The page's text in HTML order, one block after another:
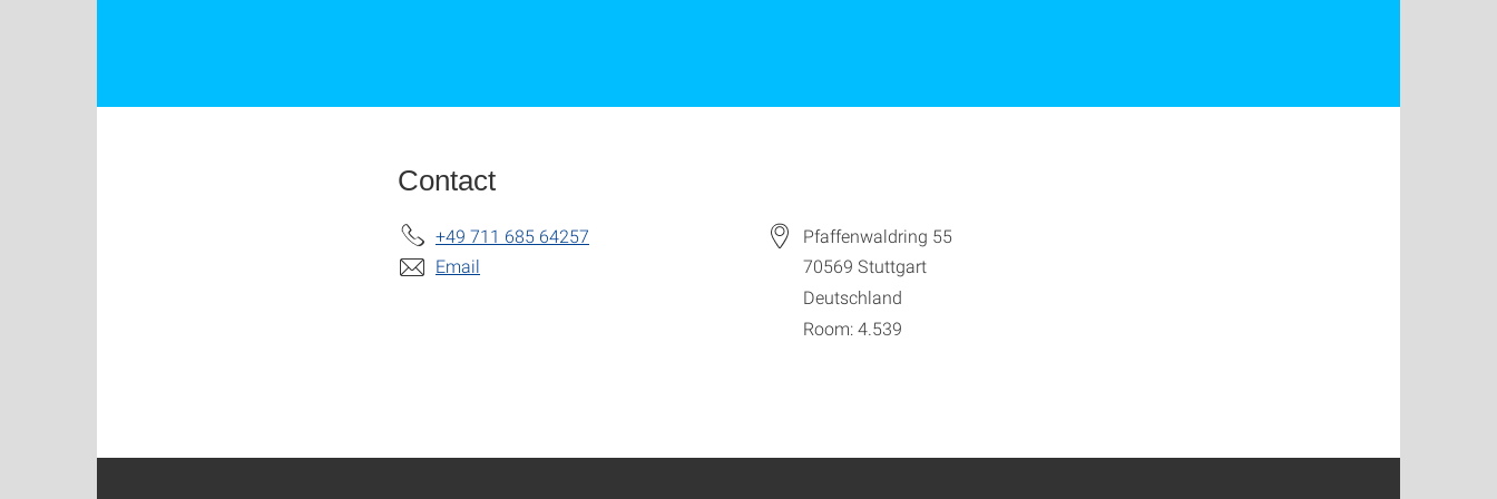
Contact
+49 711 685 64257
Email
Pfaffenwaldring 55
70569 Stuttgart
Deutschland
Room: 4.539